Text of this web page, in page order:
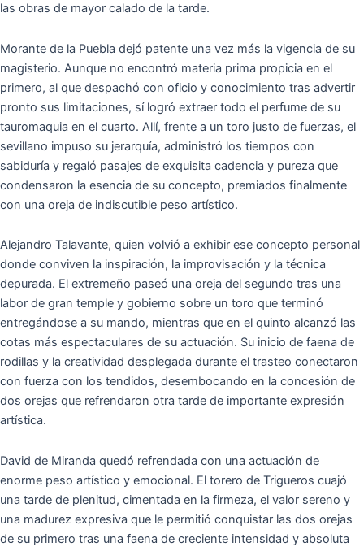
las obras de mayor calado de la tarde.
Morante de la Puebla dejó patente una vez más la vigencia de su
magisterio. Aunque no encontró materia prima propicia en el
primero, al que despachó con oficio y conocimiento tras advertir
pronto sus limitaciones, sí logró extraer todo el perfume de su
tauromaquia en el cuarto. Allí, frente a un toro justo de fuerzas, el
sevillano impuso su jerarquía, administró los tiempos con
sabiduría y regaló pasajes de exquisita cadencia y pureza que
condensaron la esencia de su concepto, premiados finalmente
con una oreja de indiscutible peso artístico.
Alejandro Talavante, quien volvió a exhibir ese concepto personal
donde conviven la inspiración, la improvisación y la técnica
depurada. El extremeño paseó una oreja del segundo tras una
labor de gran temple y gobierno sobre un toro que terminó
entregándose a su mando, mientras que en el quinto alcanzó las
cotas más espectaculares de su actuación. Su inicio de faena de
rodillas y la creatividad desplegada durante el trasteo conectaron
con fuerza con los tendidos, desembocando en la concesión de
dos orejas que refrendaron otra tarde de importante expresión
artística.
David de Miranda quedó refrendada con una actuación de
enorme peso artístico y emocional. El torero de Trigueros cuajó
una tarde de plenitud, cimentada en la firmeza, el valor sereno y
una madurez expresiva que le permitió conquistar las dos orejas
de su primero tras una faena de creciente intensidad y absoluta